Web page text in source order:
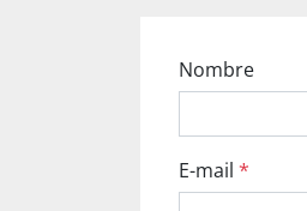
Nombre
E-mail *